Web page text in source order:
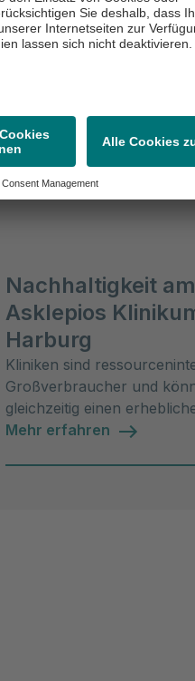
Haut
Nachhaltigkeit am
Asklepios
Harburg
Kliniken sind
Großverbraucher und
gleichzeitig einen
zum Klimaschutz leisten.
Mehr erfahren